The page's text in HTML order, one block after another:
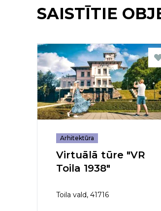
SAISTĪTIE
Arhitektūra
Virtuālā tūre "VR
Toila 1938"
Toila vald, 41716